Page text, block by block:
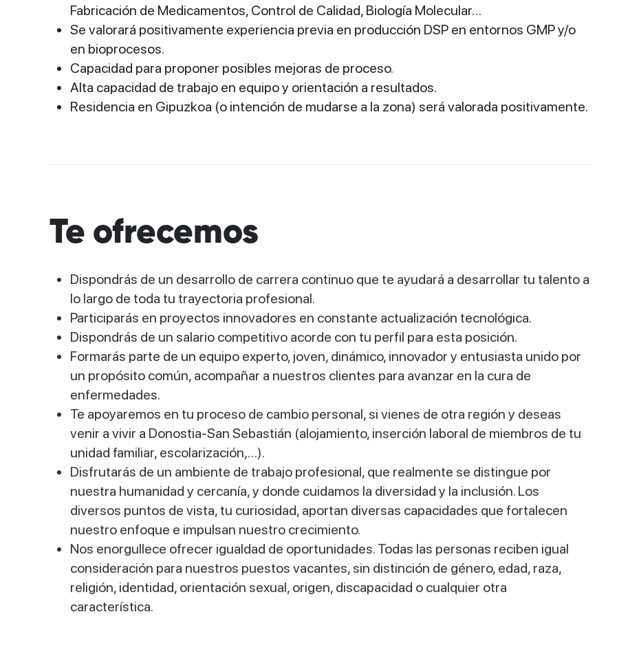
Fabricación de Medicamentos, Control de Calidad, Biología Molecular…
Se valorará positivamente experiencia previa en producción DSP en entornos GMP y/o
en bioprocesos.
Capacidad para proponer posibles mejoras de proceso.
Alta capacidad de trabajo en equipo y orientación a resultados.
Residencia en Gipuzkoa (o intención de mudarse a la zona) será valorada positivamente.
Te ofrecemos
Dispondrás de un desarrollo de carrera continuo que te ayudará a desarrollar tu talento a
lo largo de toda tu trayectoria profesional.
Participarás en proyectos innovadores en constante actualización tecnológica.
Dispondrás de un salario competitivo acorde con tu perfil para esta posición.
Formarás parte de un equipo experto, joven, dinámico, innovador y entusiasta unido por
un propósito común, acompañar a nuestros clientes para avanzar en la cura de
enfermedades.
Te apoyaremos en tu proceso de cambio personal, si vienes de otra región y deseas
venir a vivir a Donostia-San Sebastián (alojamiento, inserción laboral de miembros de tu
unidad familiar, escolarización,…).
Disfrutarás de un ambiente de trabajo profesional, que realmente se distingue por
nuestra humanidad y cercanía, y donde cuidamos la diversidad y la inclusión. Los
diversos puntos de vista, tu curiosidad, aportan diversas capacidades que fortalecen
nuestro enfoque e impulsan nuestro crecimiento.
Nos enorgullece ofrecer igualdad de oportunidades. Todas las personas reciben igual
consideración para nuestros puestos vacantes, sin distinción de género, edad, raza,
religión, identidad, orientación sexual, origen, discapacidad o cualquier otra
característica.